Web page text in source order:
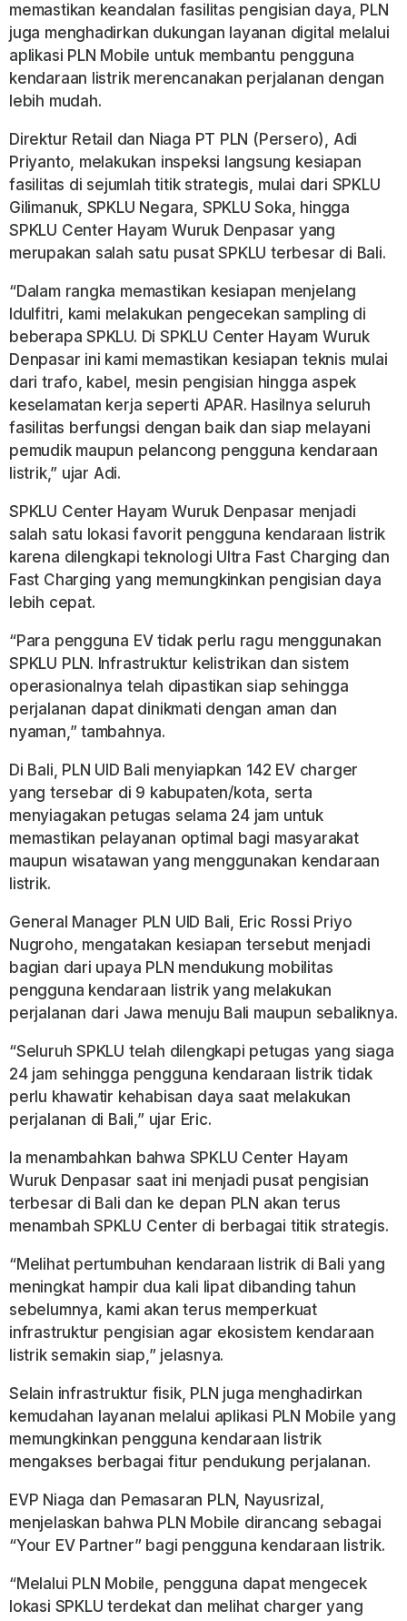
memastikan keandalan fasilitas pengisian daya, PLN
juga menghadirkan dukungan layanan digital melalui
aplikasi PLN Mobile untuk membantu pengguna
kendaraan listrik merencanakan perjalanan dengan
lebih mudah.
Direktur Retail dan Niaga PT PLN (Persero), Adi
Priyanto, melakukan inspeksi langsung kesiapan
fasilitas di sejumlah titik strategis, mulai dari SPKLU
Gilimanuk, SPKLU Negara, SPKLU Soka, hingga
SPKLU Center Hayam Wuruk Denpasar yang
merupakan salah satu pusat SPKLU terbesar di Bali.
“Dalam rangka memastikan kesiapan menjelang
Idulfitri, kami melakukan pengecekan sampling di
beberapa SPKLU. Di SPKLU Center Hayam Wuruk
Denpasar ini kami memastikan kesiapan teknis mulai
dari trafo, kabel, mesin pengisian hingga aspek
keselamatan kerja seperti APAR. Hasilnya seluruh
fasilitas berfungsi dengan baik dan siap melayani
pemudik maupun pelancong pengguna kendaraan
listrik,” ujar Adi.
SPKLU Center Hayam Wuruk Denpasar menjadi
salah satu lokasi favorit pengguna kendaraan listrik
karena dilengkapi teknologi Ultra Fast Charging dan
Fast Charging yang memungkinkan pengisian daya
lebih cepat.
“Para pengguna EV tidak perlu ragu menggunakan
SPKLU PLN. Infrastruktur kelistrikan dan sistem
operasionalnya telah dipastikan siap sehingga
perjalanan dapat dinikmati dengan aman dan
nyaman,” tambahnya.
Di Bali, PLN UID Bali menyiapkan 142 EV charger
yang tersebar di 9 kabupaten/kota, serta
menyiagakan petugas selama 24 jam untuk
memastikan pelayanan optimal bagi masyarakat
maupun wisatawan yang menggunakan kendaraan
listrik.
General Manager PLN UID Bali, Eric Rossi Priyo
Nugroho, mengatakan kesiapan tersebut menjadi
bagian dari upaya PLN mendukung mobilitas
pengguna kendaraan listrik yang melakukan
perjalanan dari Jawa menuju Bali maupun sebaliknya.
“Seluruh SPKLU telah dilengkapi petugas yang siaga
24 jam sehingga pengguna kendaraan listrik tidak
perlu khawatir kehabisan daya saat melakukan
perjalanan di Bali,” ujar Eric.
Ia menambahkan bahwa SPKLU Center Hayam
Wuruk Denpasar saat ini menjadi pusat pengisian
terbesar di Bali dan ke depan PLN akan terus
menambah SPKLU Center di berbagai titik strategis.
“Melihat pertumbuhan kendaraan listrik di Bali yang
meningkat hampir dua kali lipat dibanding tahun
sebelumnya, kami akan terus memperkuat
infrastruktur pengisian agar ekosistem kendaraan
listrik semakin siap,” jelasnya.
Selain infrastruktur fisik, PLN juga menghadirkan
kemudahan layanan melalui aplikasi PLN Mobile yang
memungkinkan pengguna kendaraan listrik
mengakses berbagai fitur pendukung perjalanan.
EVP Niaga dan Pemasaran PLN, Nayusrizal,
menjelaskan bahwa PLN Mobile dirancang sebagai
“Your EV Partner” bagi pengguna kendaraan listrik.
“Melalui PLN Mobile, pengguna dapat mengecek
lokasi SPKLU terdekat dan melihat charger yang